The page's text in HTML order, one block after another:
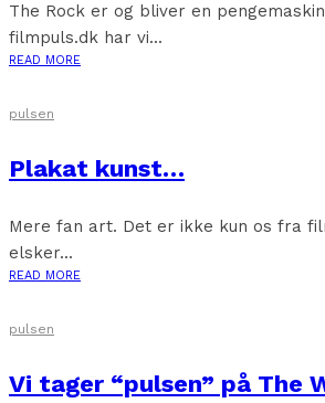
The Rock er og bliver en
filmpuls.dk har vi...
READ MORE
pulsen
Plakat kunst…
Mere fan art. Det er ikke kun os fra
elsker...
READ MORE
pulsen
Vi tager “pulsen” på The